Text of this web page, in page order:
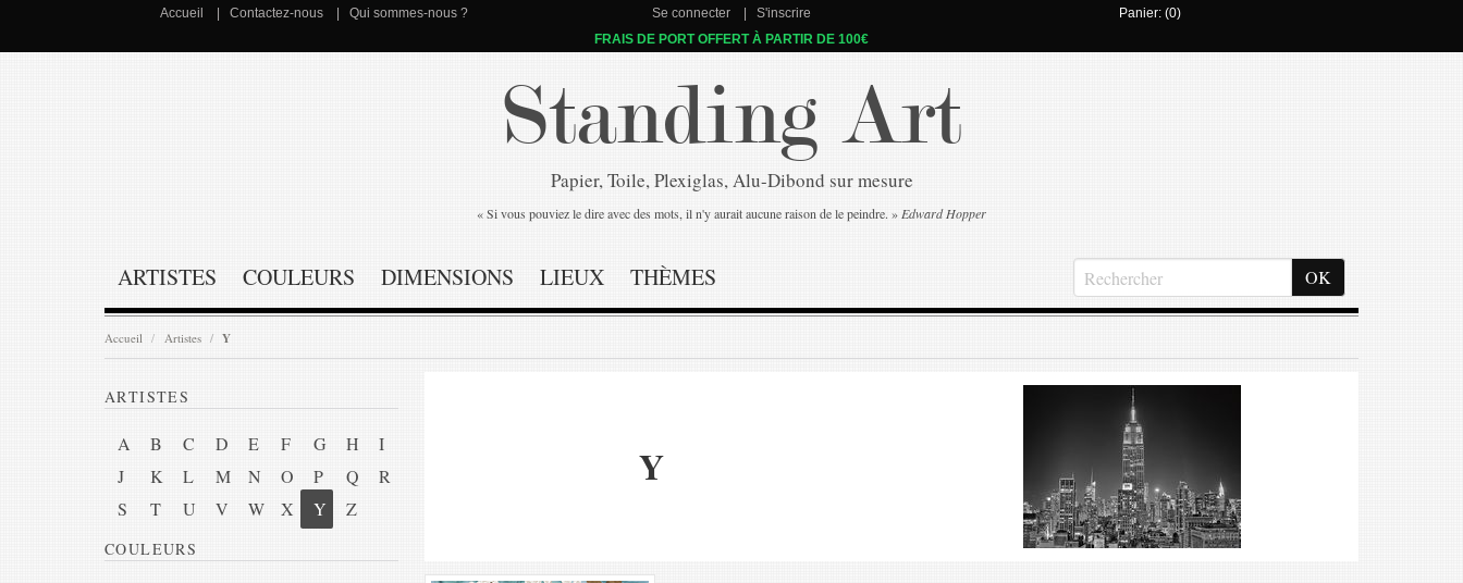
Accueil Contactez-nous Qui sommes-nous ? Se connecter S'inscrire
Panier: (0)
FRAIS DE PORT OFFERT À PARTIR DE 100€
Standing Art
Papier, Toile, Plexiglas, Alu-Dibond sur mesure
« Si vous pouviez le dire avec des mots, il n'y aurait aucune raison de le peindre. » Edward Hopper
ARTISTES COULEURS DIMENSIONS LIEUX THÈMES
Accueil Artistes Y
ARTISTES
A B C D E F G H
I
J
K L M N O P Q
R
S
T U V W X Y Z
COULEURS
Y